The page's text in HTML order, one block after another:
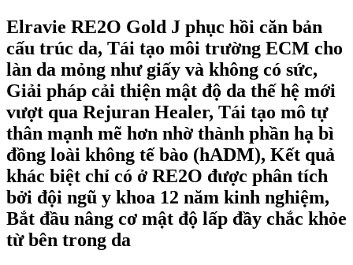
Elravie RE2O Gold J phục hồi căn bản
cấu trúc da, Tái tạo môi trường ECM cho
làn da mỏng như giấy và không có sức,
Giải pháp cải thiện mật độ da thế hệ mới
vượt qua Rejuran Healer, Tái tạo mô tự
thân mạnh mẽ hơn nhờ thành phần hạ bì
đồng loài không tế bào (hADM), Kết quả
khác biệt chỉ có ở RE2O được phân tích
bởi đội ngũ y khoa 12 năm kinh nghiệm,
Bắt đầu nâng cơ mật độ lấp đầy chắc khỏe
từ bên trong da